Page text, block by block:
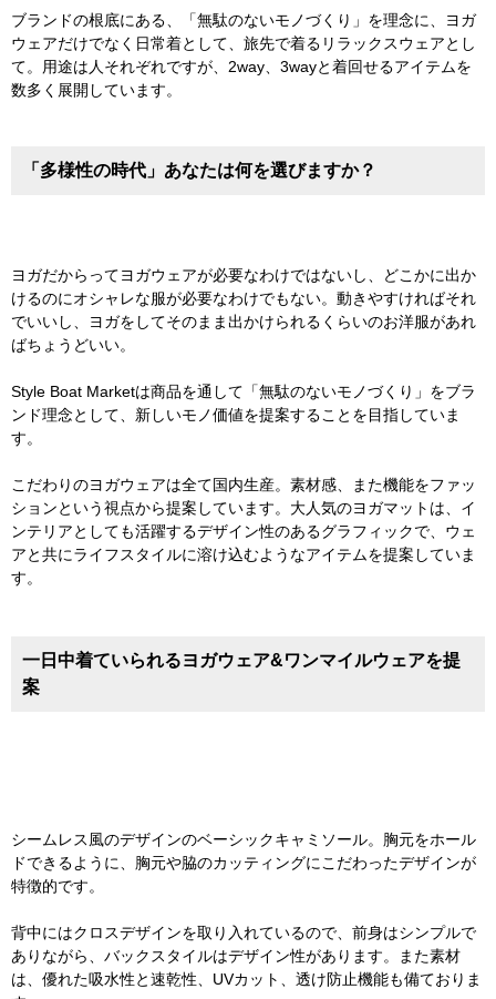
ブランドの根底にある、「無駄のないモノづくり」を理念に、ヨガ
ウェアだけでなく日常着として、旅先で着るリラックスウェアとし
て。用途は人それぞれですが、2way、3wayと着回せるアイテムを
数多く展開しています。
「多様性の時代」あなたは何を選びますか？
ヨガだからってヨガウェアが必要なわけではないし、どこかに出か
けるのにオシャレな服が必要なわけでもない。動きやすければそれ
でいいし、ヨガをしてそのまま出かけられるくらいのお洋服があれ
ばちょうどいい。
Style Boat Marketは商品を通して「無駄のないモノづくり」をブラ
ンド理念として、新しいモノ価値を提案することを目指していま
す。
こだわりのヨガウェアは全て国内生産。素材感、また機能をファッ
ションという視点から提案しています。大人気のヨガマットは、イ
ンテリアとしても活躍するデザイン性のあるグラフィックで、ウェ
アと共にライフスタイルに溶け込むようなアイテムを提案していま
す。
一日中着ていられるヨガウェア&ワンマイルウェアを提
案
シームレス風のデザインのベーシックキャミソール。胸元をホール
ドできるように、胸元や脇のカッティングにこだわったデザインが
特徴的です。
背中にはクロスデザインを取り入れているので、前身はシンプルで
ありながら、バックスタイルはデザイン性があります。また素材
は、優れた吸水性と速乾性、UVカット、透け防止機能も備ておりま